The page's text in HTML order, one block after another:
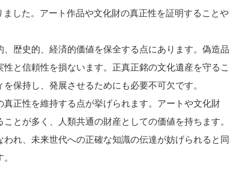
した。アート作品や文化財の真正性を証明することや
歴史的、経済的価値を保全する点にあります。偽造品
と信頼性を損ないます。正真正銘の文化遺産を守るこ
保持し、発展させるためにも必要不可欠です。
正性を維持する点が挙げられます。アートや文化財
とが多く、人類共通の財産としての価値を持ちます。
れ、未来世代への正確な知識の伝達が妨げられると同